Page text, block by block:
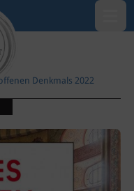
offenen Denkmals 2022